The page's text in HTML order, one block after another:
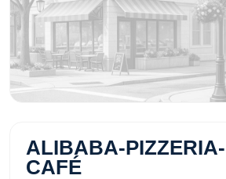
ALIBABA-
CAFÉ